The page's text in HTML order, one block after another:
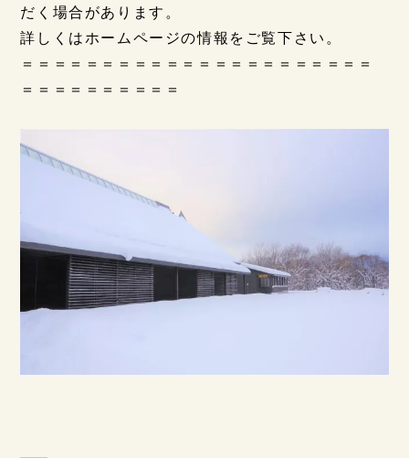
だく場合があります。
詳しくはホームページの情報をご覧下さい。
＝＝＝＝＝＝＝＝＝＝＝＝＝＝＝＝＝＝＝＝＝＝
＝＝＝＝＝＝＝＝＝＝